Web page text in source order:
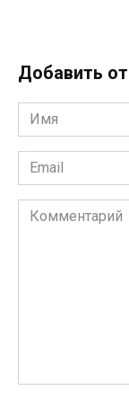
Добавить
Имя
*
Email
*
Комментарий